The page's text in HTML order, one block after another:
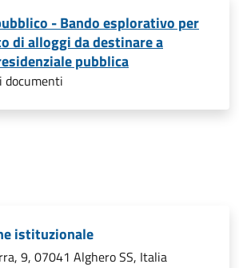
- Bando esplorativo per
di alloggi da destinare a
pubblica
documenti
istituzionale
9, 07041 Alghero SS, Italia